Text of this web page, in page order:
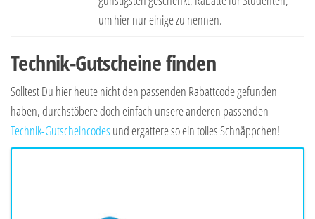
um hier nur einige zu nennen.
Technik-Gutscheine finden
Solltest Du hier heute nicht den passenden Rabattcode gefunden
haben, durchstöbere doch einfach unsere anderen passenden
Technik-Gutscheincodes und ergattere so ein tolles Schnäppchen!